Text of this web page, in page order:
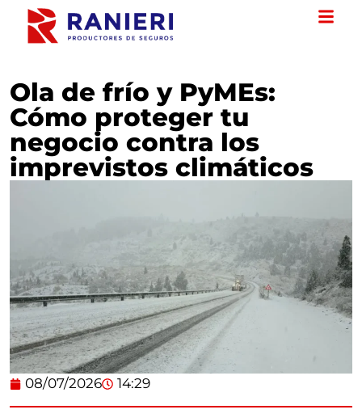
Ola de frío y PyMEs:
Cómo proteger tu
negocio contra los
imprevistos climáticos
08/07/2026 14:29